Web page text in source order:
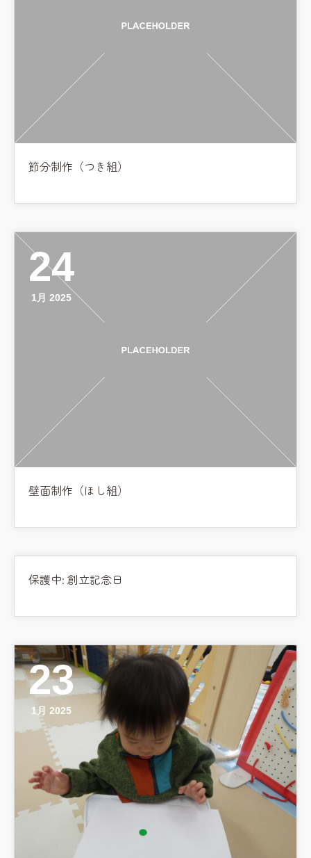
節分制作（つき組）
24
1月 2025
壁面制作（ほし組）
保護中: 創立記念日
23
1月 2025